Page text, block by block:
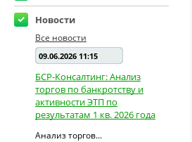
Новости
Все новости
09.06.2026 11:15
БСР-Консалтинг: Анализ
торгов по банкротству и
активности ЭТП по
результатам 1 кв. 2026 года
Анализ торгов...